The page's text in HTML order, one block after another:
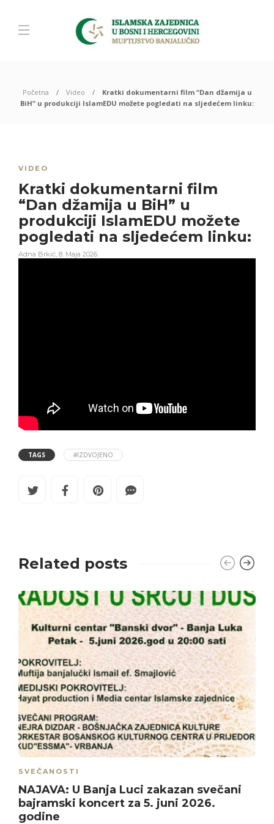
Početna Video
Kratki dokumentarni film “Dan džamija u
BiH” u produkciji IslamEDU možete pogledati na sljedećem linku:
VIDEO
Kratki dokumentarni film
“Dan džamija u BiH” u
produkciji IslamEDU možete
pogledati na sljedećem linku:
Adna Brkić, 8. Maja 2026.
TAGS #IZDVOJENO
Related posts
SVEČANOSTI
NAJAVA: U Banja Luci zakazan svečani
bajramski koncert za 5. juni 2026.
godine